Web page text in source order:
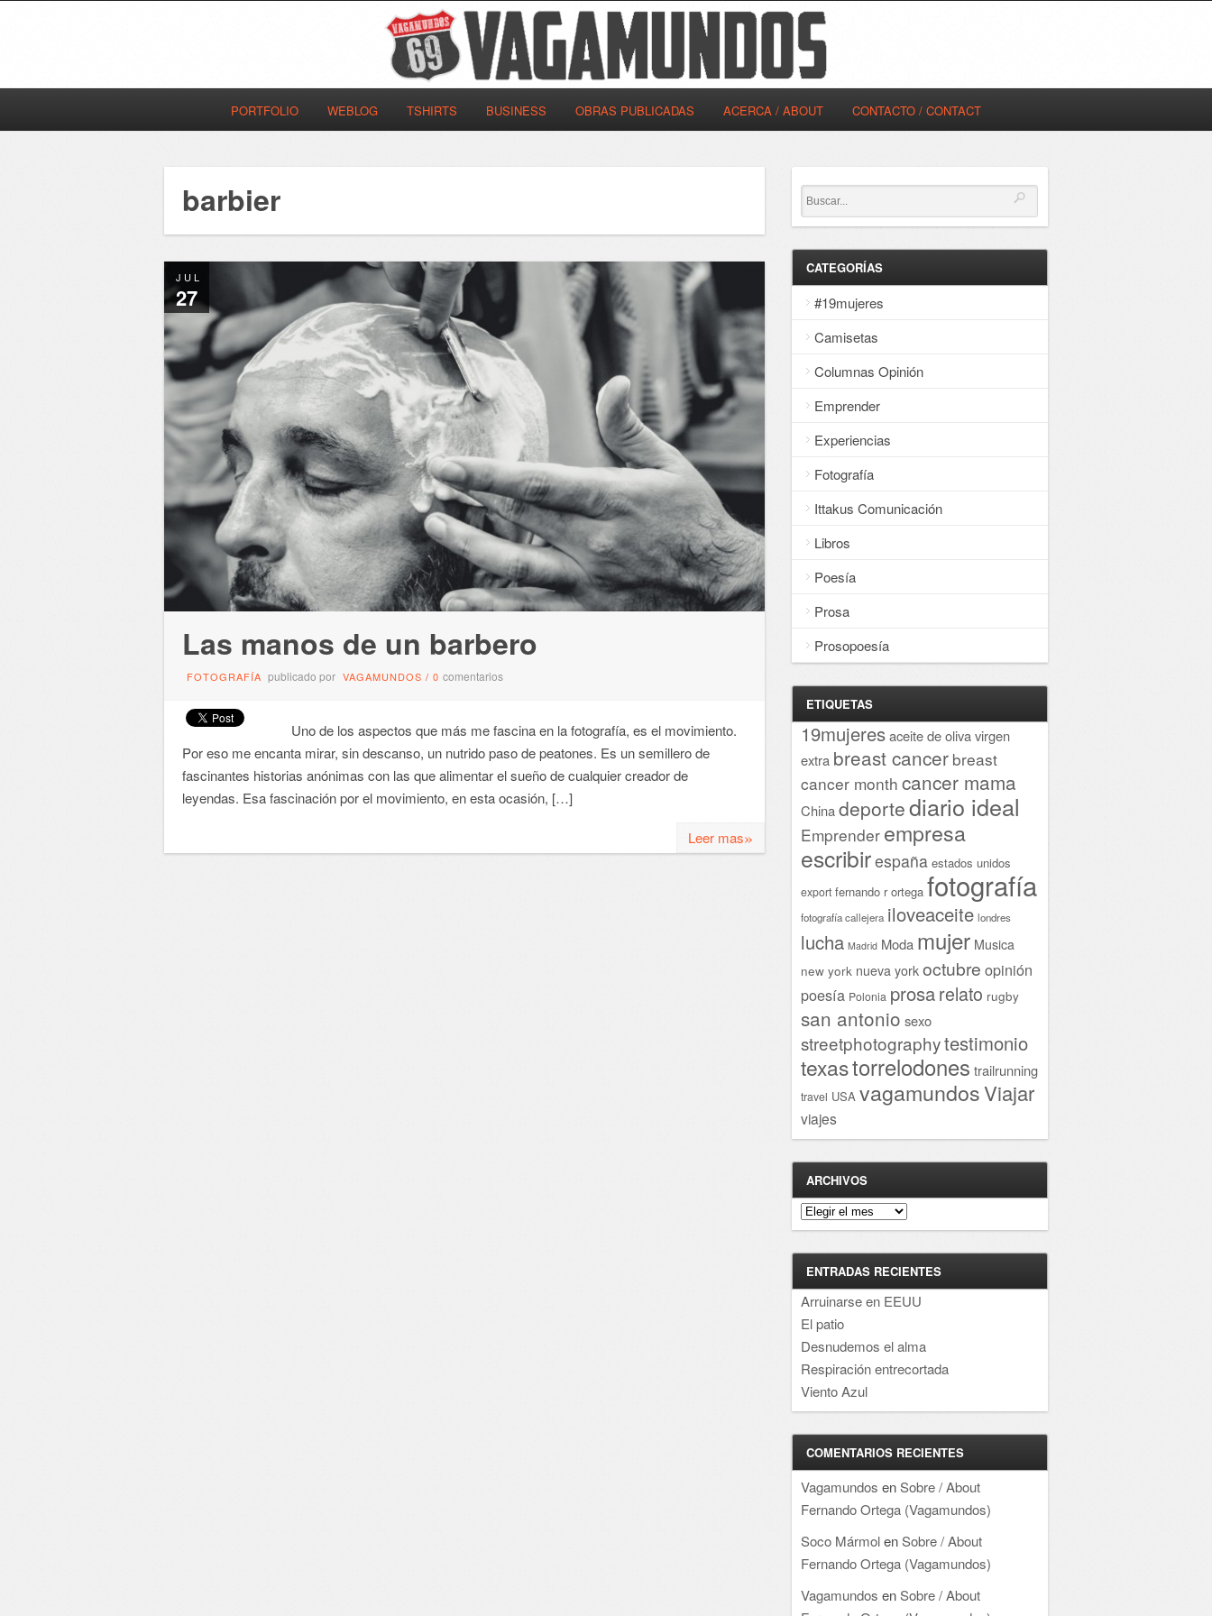
PORTFOLIO WEBLOG TSHIRTS BUSINESS OBRAS PUBLICADAS ACERCA / ABOUT CONTACTO / CONTACT
barbier
JUL
27
Las manos de un barbero
FOTOGRAFÍA publicado por VAGAMUNDOS / 0 comentarios
Uno de los aspectos que más me fascina en la fotografía, es el movimiento.
Por eso me encanta mirar, sin descanso, un nutrido paso de peatones. Es un semillero de
fascinantes historias anónimas con las que alimentar el sueño de cualquier creador de
leyendas. Esa fascinación por el movimiento, en esta ocasión, […]
Leer mas»
CATEGORÍAS
#19mujeres
Camisetas
Columnas Opinión
Emprender
Experiencias
Fotografía
Ittakus Comunicación
Libros
Poesía
Prosa
Prosopoesía
ETIQUETAS
19mujeresaceite de oliva virgen
extra breast cancer breast
cancer month cancer mama
Chinadeportediario ideal
Emprender empresa
escribirespaña estados unidos
export fernando r ortega fotografía
fotografía callejera iloveaceite londres
lucha Madrid Moda mujer Musica
new york nueva york octubre opinión
poesía Polonia prosarelato rugby
san antonio sexo
streetphotographytestimonio
texastorrelodones trailrunning
travel USA vagamundosViajar
viajes
ARCHIVOS
Archivos
ENTRADAS RECIENTES
Arruinarse en EEUU
El patio
Desnudemos el alma
Respiración entrecortada
Viento Azul
COMENTARIOS RECIENTES
Vagamundos enSobre / About
Fernando Ortega (Vagamundos)
Soco MármolenSobre / About
Fernando Ortega (Vagamundos)
Vagamundos enSobre / About